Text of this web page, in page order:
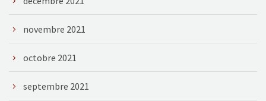
novembre 2021
octobre 2021
septembre 2021